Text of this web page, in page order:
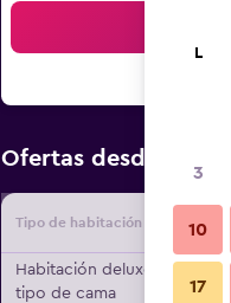
Ofertas desde
Tipo de habitación
Habitación deluxe,
tipo de cama
L
3
10
17